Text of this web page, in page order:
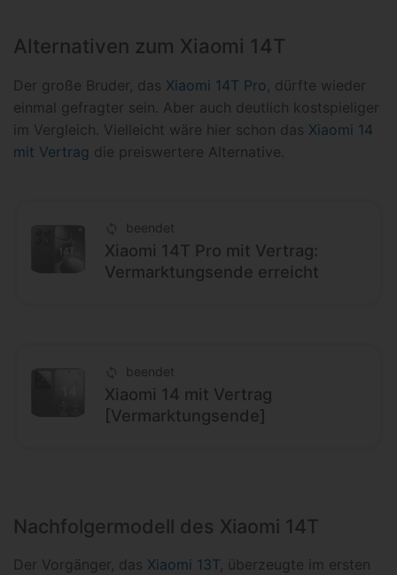
Alternativen zum Xiaomi 14T
Der große Bruder, das Xiaomi 14T Pro, dürfte wieder
einmal gefragter sein. Aber auch deutlich kostspieliger
im Vergleich. Vielleicht wäre hier schon das Xiaomi 14
mit Vertrag die preiswertere Alternative.
beendet
Xiaomi 14T Pro mit Vertrag:
Vermarktungsende erreicht
beendet
Xiaomi 14 mit Vertrag
[Vermarktungsende]
Nachfolgermodell des Xiaomi 14T
Der Vorgänger, das Xiaomi 13T, überzeugte im ersten